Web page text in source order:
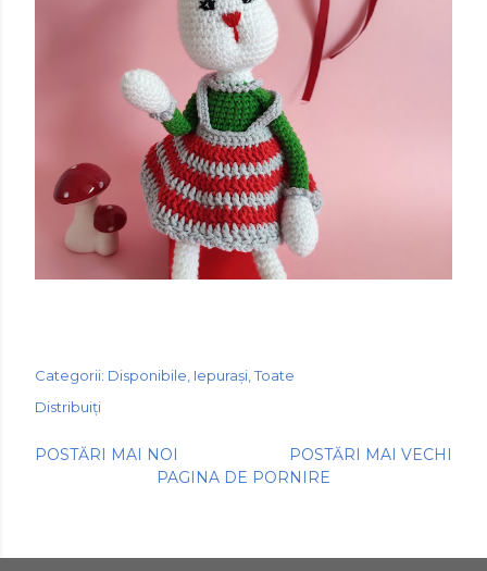
Categorii: Disponibile Iepurași Toate
Distribuiți
POSTĂRI MAI NOI
POSTĂRI MAI VECHI
PAGINA DE PORNIRE